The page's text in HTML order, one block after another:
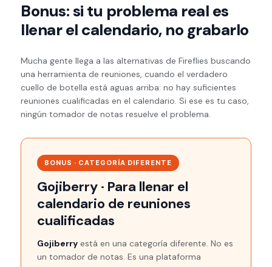
Bonus: si tu problema real es
llenar el calendario, no grabarlo
Mucha gente llega a las alternativas de Fireflies buscando
una herramienta de reuniones, cuando el verdadero
cuello de botella está aguas arriba: no hay suficientes
reuniones cualificadas en el calendario. Si ese es tu caso,
ningún tomador de notas resuelve el problema.
BONUS · CATEGORÍA DIFERENTE
Gojiberry · Para llenar el
calendario de reuniones
cualificadas
Gojiberry está en una categoría diferente. No es
un tomador de notas. Es una plataforma